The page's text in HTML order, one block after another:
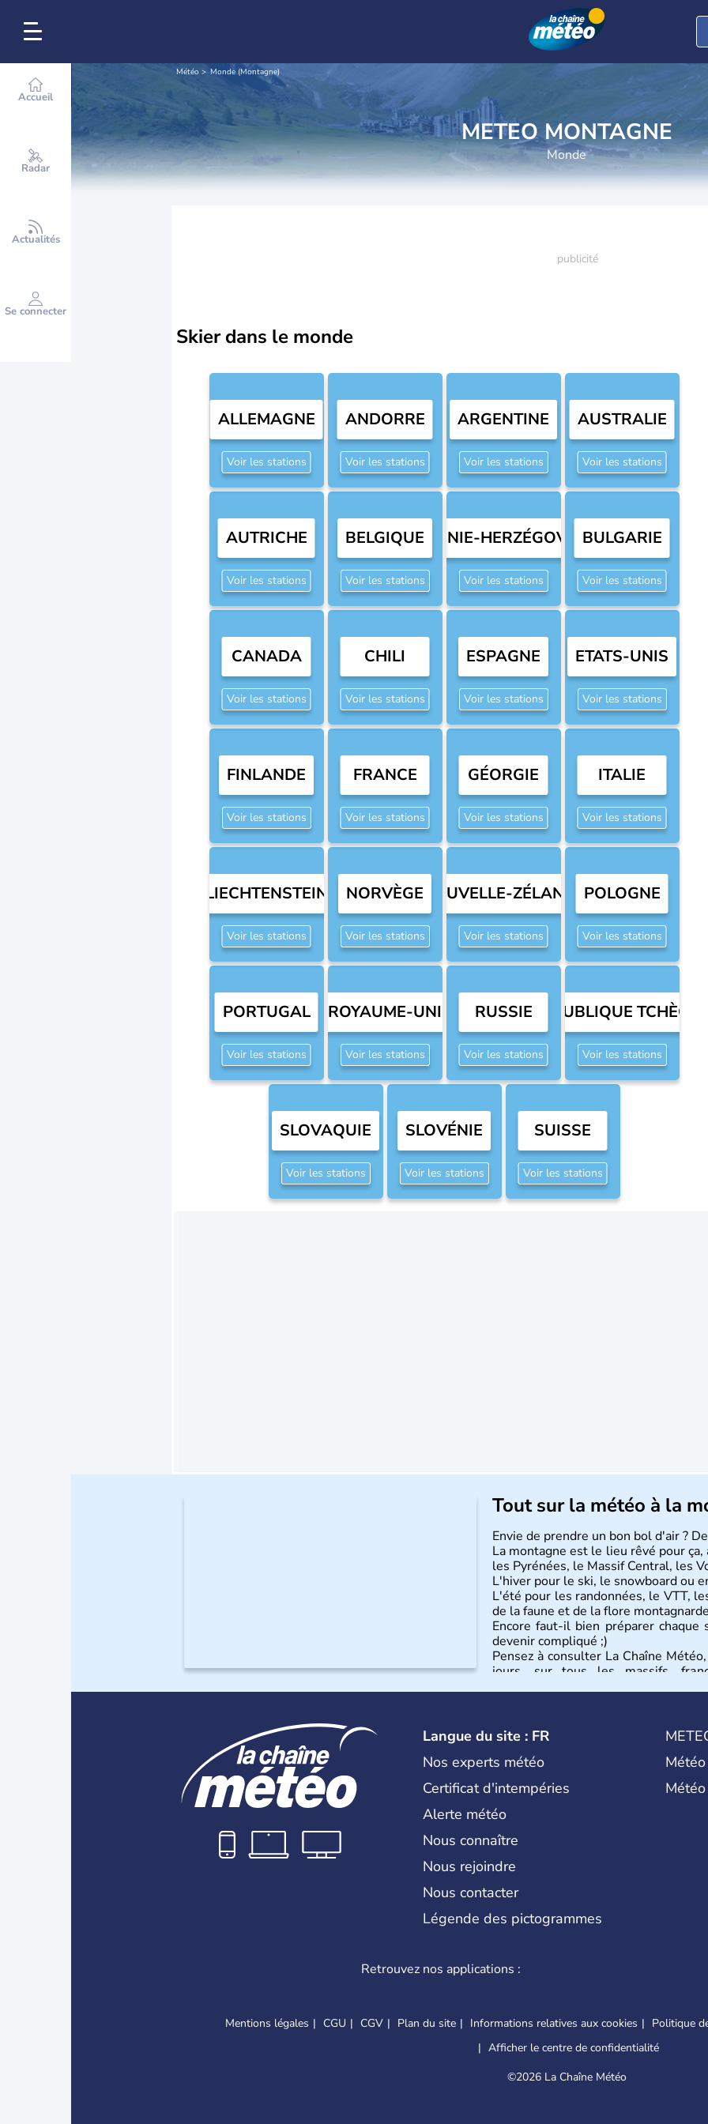
Accueil
Radar
Actualités
Se connecter
Météo Monde (Montagne)
METEO MONTAGNE
Monde
Skier dans le monde
ALLEMAGNE
Voir les stations
ANDORRE
Voir les stations
ARGENTINE
Voir les stations
AUSTRALIE
Voir les stations
AUTRICHE
Voir les stations
BELGIQUE
Voir les stations
BOSNIE-HERZÉGOVINE
Voir les stations
BULGARIE
Voir les stations
CANADA
Voir les stations
CHILI
Voir les stations
ESPAGNE
Voir les stations
ETATS-UNIS
Voir les stations
FINLANDE
Voir les stations
FRANCE
Voir les stations
GÉORGIE
Voir les stations
ITALIE
Voir les stations
LIECHTENSTEIN
Voir les stations
NORVÈGE
Voir les stations
NOUVELLE-ZÉLANDE
Voir les stations
POLOGNE
Voir les stations
PORTUGAL
Voir les stations
ROYAUME-UNI
Voir les stations
RUSSIE
Voir les stations
RÉPUBLIQUE
Voir les stations
SLOVAQUIE
Voir les stations
SLOVÉNIE
Voir les stations
SUISSE
Voir les stations
Tout sur la météo à la
Envie de prendre un bon bol d'air ?
La montagne est le lieu rêvé pour
les Pyrénées, le Massif Central, les
L'hiver pour le ski, le snowboard ou
L'été pour les randonnées, le VTT,
de la faune et de la flore
Encore faut-il bien préparer
devenir compliqué ;)
Pensez à consulter La Chaîne
jours, sur tous les massifs,
Langue du site : FR
Nos experts météo
Certificat d'intempéries
Alerte météo
Nous connaître
Nous rejoindre
Nous contacter
Légende des pictogrammes
Retrouvez nos applications :
Mentions légales CGU CGV Plan du site Informations relatives aux cookies
Politique
Afficher le centre de confidentialité
©2026 La Chaîne Météo